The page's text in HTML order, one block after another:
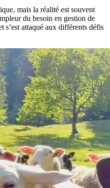
mais la réalité est souvent
du besoin en gestion de
s’est attaqué aux différents défis